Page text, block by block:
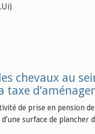
chevaux au
de prise en pension
surface de plancher